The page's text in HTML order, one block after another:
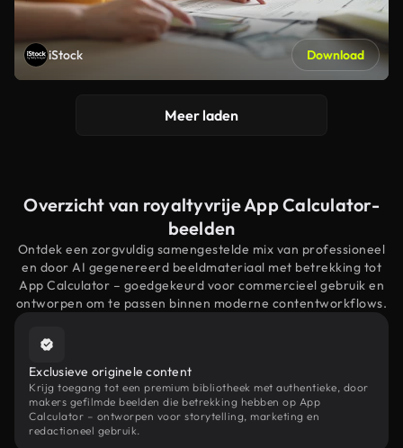
iStock Download
Meer laden
Overzicht van royaltyvrije App Calculator-
beelden
Ontdek een zorgvuldig samengestelde mix van professioneel
en door AI gegenereerd beeldmateriaal met betrekking tot
App Calculator – goedgekeurd voor commercieel gebruik en
ontworpen om te passen binnen moderne contentworkflows.
Exclusieve originele content
Krijg toegang tot een premium bibliotheek met authentieke, door
makers gefilmde beelden die betrekking hebben op App
Calculator – ontworpen voor storytelling, marketing en
redactioneel gebruik.